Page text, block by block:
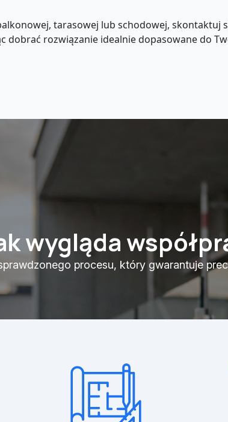
tarasowej lub schodowej, skontaktuj
dobrać rozwiązanie idealnie dopasowane do
wygląda
sprawdzonego procesu, który gwarantuje